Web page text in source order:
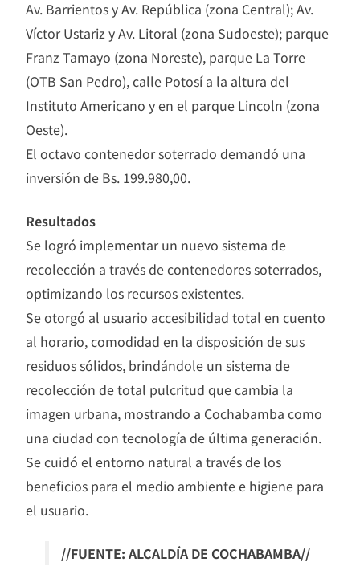
Av. Barrientos y Av. República (zona Central); Av.
Víctor Ustariz y Av. Litoral (zona Sudoeste); parque
Franz Tamayo (zona Noreste), parque La Torre
(OTB San Pedro), calle Potosí a la altura del
Instituto Americano y en el parque Lincoln (zona
Oeste).
El octavo contenedor soterrado demandó una
inversión de Bs. 199.980,00.
Resultados
Se logró implementar un nuevo sistema de
recolección a través de contenedores soterrados,
optimizando los recursos existentes.
Se otorgó al usuario accesibilidad total en cuento
al horario, comodidad en la disposición de sus
residuos sólidos, brindándole un sistema de
recolección de total pulcritud que cambia la
imagen urbana, mostrando a Cochabamba como
una ciudad con tecnología de última generación.
Se cuidó el entorno natural a través de los
beneficios para el medio ambiente e higiene para
el usuario.
//FUENTE: ALCALDÍA DE COCHABAMBA//